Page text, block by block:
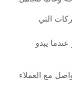
التي
يبدو
مع العملاء